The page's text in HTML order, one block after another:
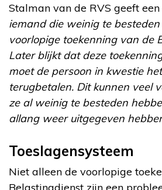
Stalman van de RVS geeft
iemand die weinig te
voorlopige toekenning van de
Later blijkt dat deze
moet de persoon in kwestie
terugbetalen. Dit kunnen veel
ze al weinig te besteden
allang weer uitgegeven
Toeslagensysteem
Niet alleen de voorlopige
Belastingdienst zijn een